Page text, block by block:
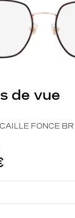
de vue
FONCE BR